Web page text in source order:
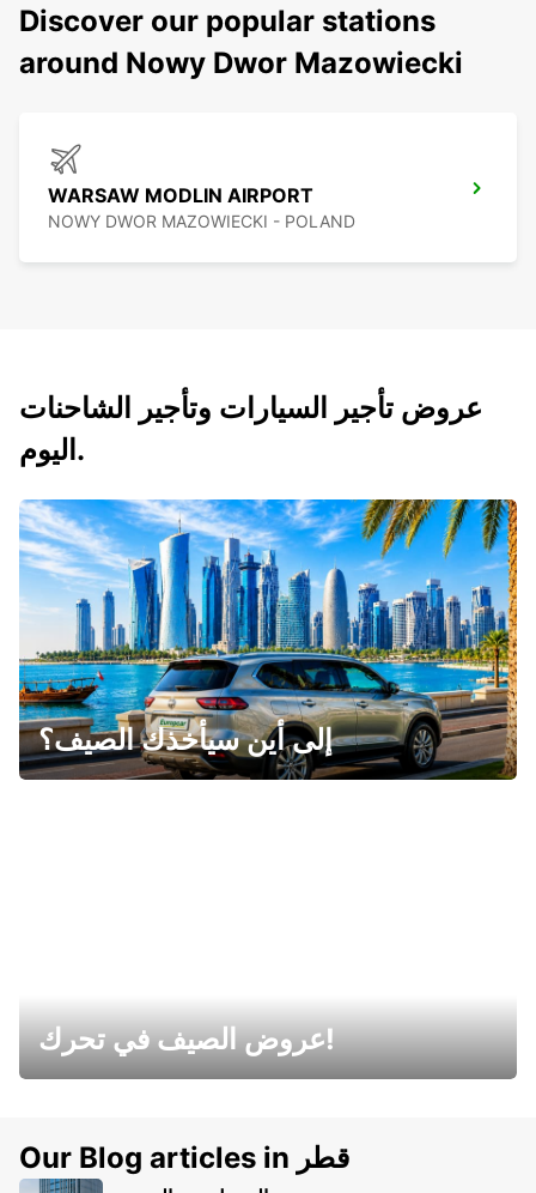
Discover our popular stations
around Nowy Dwor Mazowiecki
WARSAW MODLIN AIRPORT
NOWY DWOR MAZOWIECKI - POLAND
عروض تأجير السيارات وتأجير الشاحنات
اليوم.
إلى أين سيأخذك الصيف؟
عروض الصيف في تحرك!
Our Blog articles in قطر